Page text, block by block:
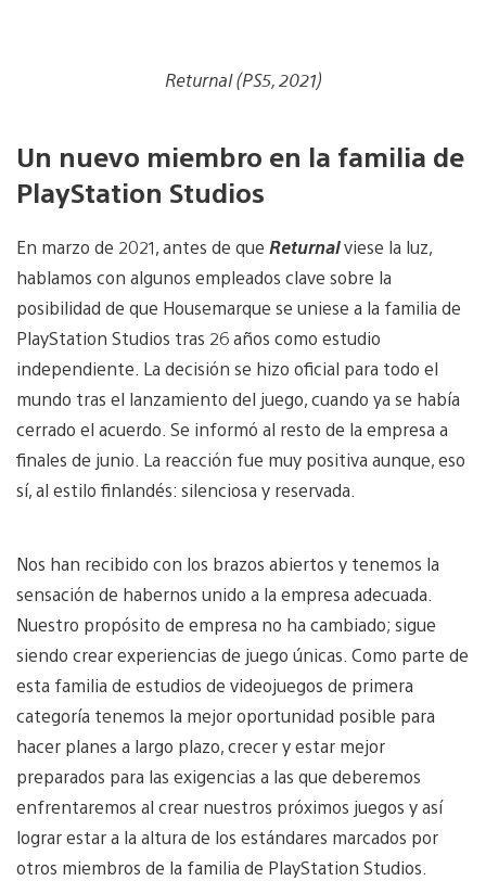
Returnal (PS5, 2021)
Un nuevo miembro en la familia de
PlayStation Studios
En marzo de 2021, antes de que Returnalviese la luz,
hablamos con algunos empleados clave sobre la
posibilidad de que Housemarque se uniese a la familia de
PlayStation Studios tras 26 años como estudio
independiente. La decisión se hizo oficial para todo el
mundo tras el lanzamiento del juego, cuando ya se había
cerrado el acuerdo. Se informó al resto de la empresa a
finales de junio. La reacción fue muy positiva aunque, eso
sí, al estilo finlandés: silenciosa y reservada.
Nos han recibido con los brazos abiertos y tenemos la
sensación de habernos unido a la empresa adecuada.
Nuestro propósito de empresa no ha cambiado; sigue
siendo crear experiencias de juego únicas. Como parte de
esta familia de estudios de videojuegos de primera
categoría tenemos la mejor oportunidad posible para
hacer planes a largo plazo, crecer y estar mejor
preparados para las exigencias a las que deberemos
enfrentaremos al crear nuestros próximos juegos y así
lograr estar a la altura de los estándares marcados por
otros miembros de la familia de PlayStation Studios.